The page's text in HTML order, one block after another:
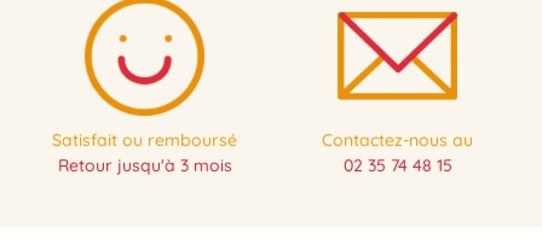
Satisfait ou remboursé
Retour jusqu'à 3 mois
Contactez-nous au
02 35 74 48 15